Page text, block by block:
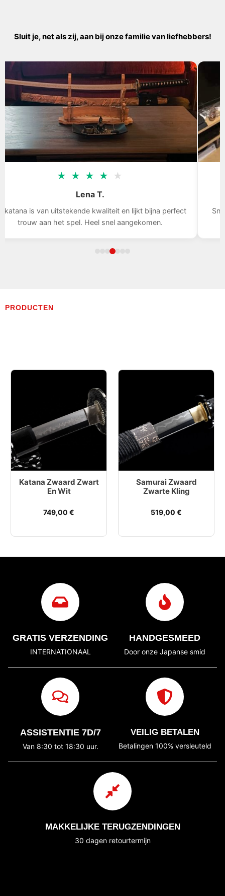
Sluit je, net als zij, aan bij onze familie van liefhebbers!
★ ★ ★ ★
Tom D.
Snelle levering, het zwaard is indrukwekkend, ik ben blij
met mijn aankoop.
PRODUCTEN
Katana Zwaard Zwart
En Wit
749,00 €
Samurai Zwaard
Zwarte Kling
519,00 €
GRATIS VERZENDING
INTERNATIONAAL
HANDGESMEED
Door onze Japanse smid
ASSISTENTIE 7D/7
Van 8:30 tot 18:30 uur.
VEILIG BETALEN
Betalingen 100% versleuteld
MAKKELIJKE TERUGZENDINGEN
30 dagen retourtermijn